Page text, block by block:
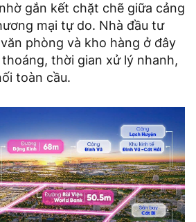
gắn kết chặt chẽ giữa cảng
mại tự do. Nhà đầu tư
phòng và kho hàng ở đây
thời gian xử lý nhanh,
toàn cầu.